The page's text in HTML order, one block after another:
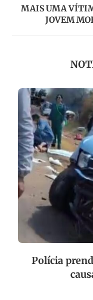
MAIS UMA
JOVEM
Polícia